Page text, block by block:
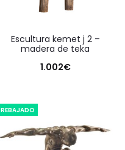
escultura kemet j 2 –
madera de teka
1.002€
REBAJADO